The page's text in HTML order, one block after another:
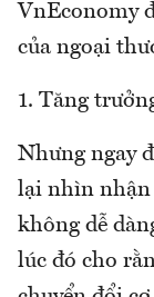
VnEconomy
của ngoại
1. Tăng
Nhưng ngay
lại nhìn nhận
không dễ
lúc đó cho